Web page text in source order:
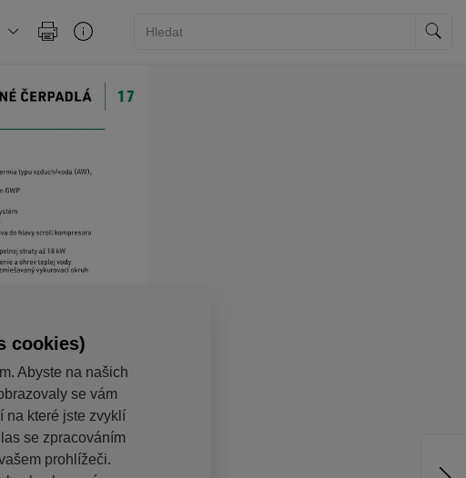
cookies)
Abyste na našich
se vám
na které jste zvyklí
se zpracováním
prohlížeči.